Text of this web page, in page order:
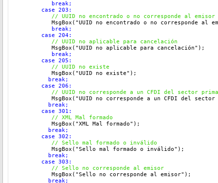
break;
       case 203:
          //
UUID no encontrado o no corresponde al emisor
MsgBox("UUID no encontrado o no corresponde al
          break;
       case 204:
  //
UUID no aplicable para cancelación
          MsgBox("UUID no aplicable para cancelación"
);
         break;
       case 205:
  //
UUID no existe
          MsgBox("UUID no existe"
);
         break;
       case 206:
  //
UUID no corresponde a un CFDI del sector
MsgBox("UUID no corresponde a un CFDI del sector
         break;
       case 301:
  //
XML Mal formado
          MsgBox("XML Mal formado"
);
         break;
       case 302:
  //
Sello mal formado o inválido
          MsgBox("Sello mal formado o inválido"
);
         break;
       case 303:
  //
Sello no corresponde al emisor
          MsgBox("Sello no corresponde al emisor"
);
         break;